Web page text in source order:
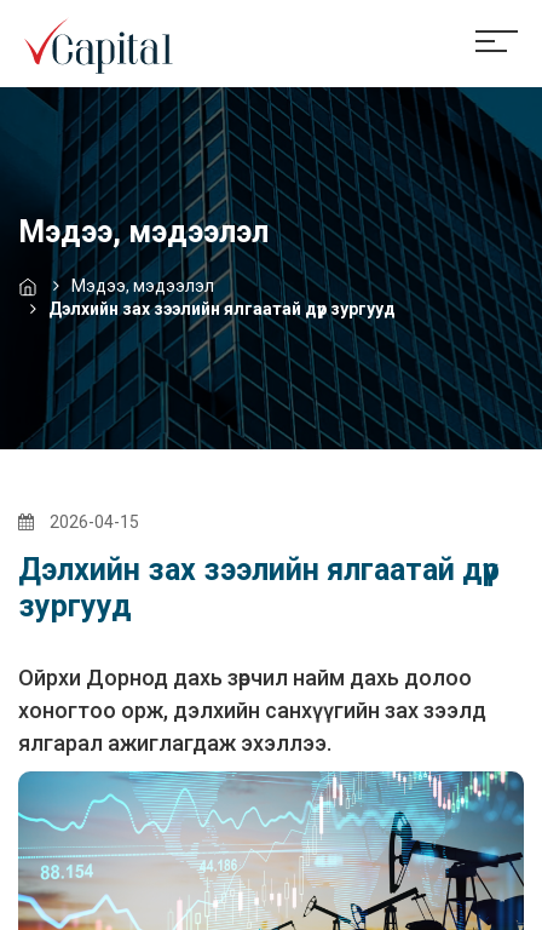
Мэдээ, мэдээлэл
Мэдээ, мэдээлэл
Дэлхийн зах зээлийн ялгаатай дүр зургууд
2026-04-15
Дэлхийн зах зээлийн ялгаатай дүр
зургууд
Ойрхи Дорнод дахь зөрчил найм дахь долоо
хоногтоо орж, дэлхийн санхүүгийн зах зээлд
ялгарал ажиглагдаж эхэллээ.